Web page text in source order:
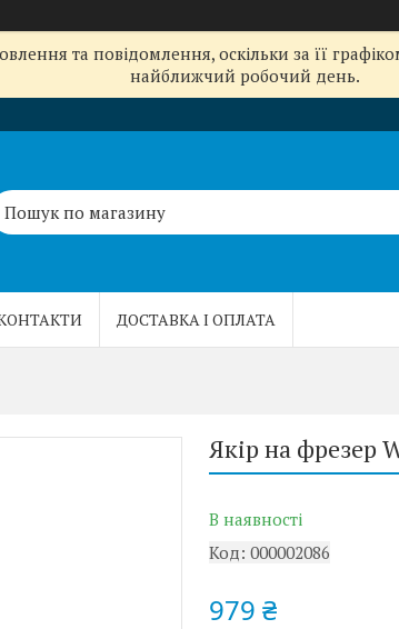
та повідомлення, оскільки за її
найближчий робочий день.
ДОСТАВКА І ОПЛАТА
Якір на фрезер
В наявності
Код: 000002086
979 ₴